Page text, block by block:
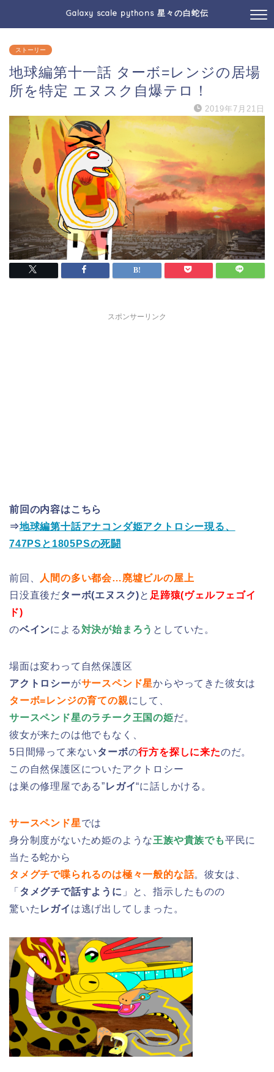
Galaxy scale pythons 星々の白蛇伝
ストーリー
地球編第十一話 ターボ=レンジの居場
所を特定 エヌスク自爆テロ！
2019年7月21日
スポンサーリンク
前回の内容はこちら
⇒地球編第十話アナコンダ姫アクトロシー現る、
747PSと1805PSの死闘
前回、
人間の多い都会…廃墟ビルの屋上
日没直後だターボ(エヌスク)と 足蹄猿(ヴェルフェゴイ
ド)
のベインによる対決が始まろう としていた。
場面は変わって自然保護区
アクトロシーがサースペンド星からやってきた彼女は
ターボ=レンジの育ての親にして、
サースペンド星のラチーク王国の姫だ。
彼女が来たのは他でもなく、
5日間帰って来ないターボの行方を探しに来たのだ。
この自然保護区についたアクトロシー
は巣の修理屋である”レガイ“に話しかける。
サースペンド星では
身分制度がないため姫のような王族や貴族でも平民に
当たる蛇から
タメグチで喋られるのは極々一般的な話。彼女は、
「 タメグチで話すように 」と、指示したものの
驚いた レガイ は逃げ出してしまった。